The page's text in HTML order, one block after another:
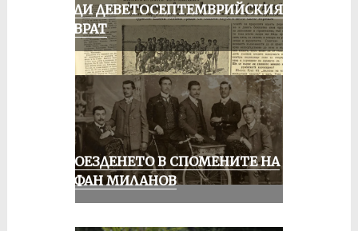
ПРЕДИ ДЕВЕТОСЕПТЕМВРИЙСКИЯ
ПРЕВРАТ
КОЛОЕЗДЕНЕТО В СПОМЕНИТЕ НА
СТЕФАН МИЛАНОВ